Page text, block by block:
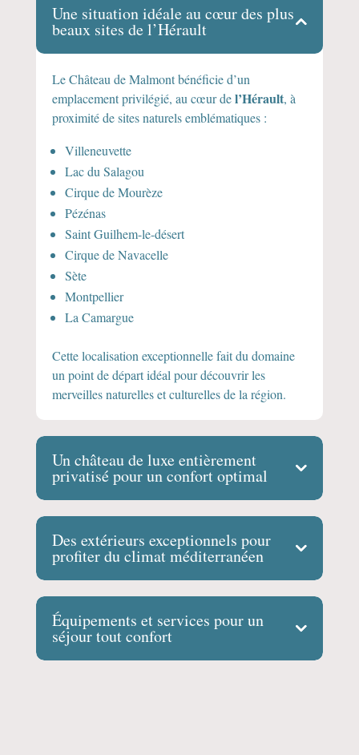
Une situation idéale au cœur des plus
beaux sites de l’Hérault
Le Château de Malmont bénéficie d’un
emplacement privilégié, au cœur del’Hérault, à
proximité de sites naturels emblématiques :
Villeneuvette
Lac du Salagou
Cirque de Mourèze
Pézénas
Saint Guilhem-le-désert
Cirque de Navacelle
Sète
Montpellier
La Camargue
Cette localisation exceptionnelle fait du domaine
un point de départ idéal pour découvrir les
merveilles naturelles et culturelles de la région.
Un château de luxe entièrement
privatisé pour un confort optimal
Des extérieurs exceptionnels pour
profiter du climat méditerranéen
Équipements et services pour un
séjour tout confort